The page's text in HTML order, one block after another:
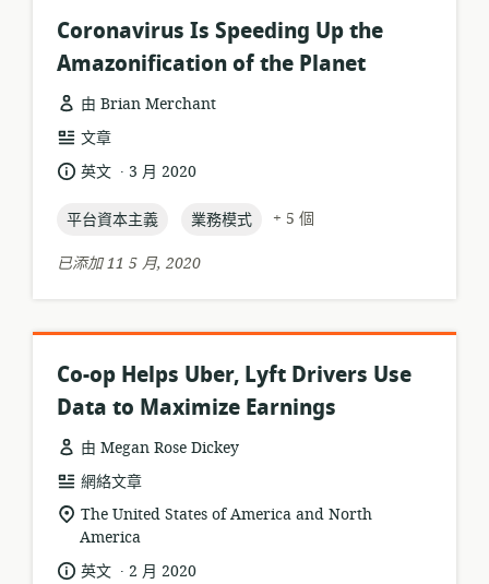
Coronavirus Is Speeding Up the
Amazonification of the Planet
由 Brian Merchant
資
源
格
式:
文章
語 英文 .
發
日
3 月 2020
topic:
平台資本主義 topic:
業務模式
+ 5 個
已添加 11 5 月, 2020
Co-op Helps Uber, Lyft Drivers Use
Data to Maximize Earnings
由 Megan Rose Dickey
資
源
格
網絡文章
相
關
位
The United States of America and North
America
語 英文 .
發
2 月 2020